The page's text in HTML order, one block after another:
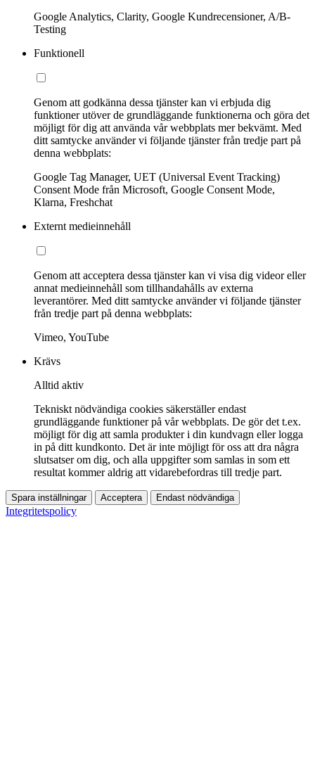
Google Analytics, Clarity, Google Kundrecensioner, A/B-
Testing
Funktionell
Genom att godkänna dessa tjänster kan vi erbjuda dig
funktioner utöver de grundläggande funktionerna och göra det
möjligt för dig att använda vår webbplats mer bekvämt. Med
ditt samtycke använder vi följande tjänster från tredje part på
denna webbplats:
Google Tag Manager, UET (Universal Event Tracking)
Consent Mode från Microsoft, Google Consent Mode,
Klarna, Freshchat
Externt medieinnehåll
Genom att acceptera dessa tjänster kan vi visa dig videor eller
annat medieinnehåll som tillhandahålls av externa
leverantörer. Med ditt samtycke använder vi följande tjänster
från tredje part på denna webbplats:
Vimeo, YouTube
Krävs
Alltid aktiv
Tekniskt nödvändiga cookies säkerställer endast
grundläggande funktioner på vår webbplats. De gör det t.ex.
möjligt för dig att samla produkter i din kundvagn eller logga
in på ditt kundkonto. Det är inte möjligt för oss att dra några
slutsatser om dig, och alla uppgifter som samlas in som ett
resultat kommer aldrig att vidarebefordras till tredje part.
Spara inställningar Acceptera Endast nödvändiga
Integritetspolicy